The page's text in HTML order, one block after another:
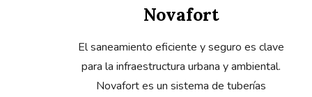
Novafort
El saneamiento eficiente y seguro es clave
para la infraestructura urbana y ambiental.
Novafort es un sistema de tuberías